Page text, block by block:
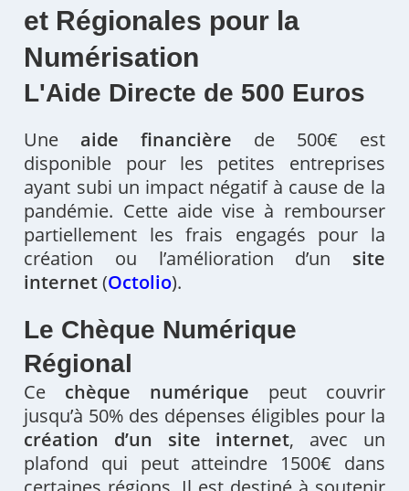
et Régionales pour la
Numérisation
L'Aide Directe de 500 Euros
Une aide financière de 500€ est
disponible pour les petites entreprises
ayant subi un impact négatif à cause de la
pandémie. Cette aide vise à rembourser
partiellement les frais engagés pour la
création ou l’amélioration d’un site
internet(Octolio)​.
Le Chèque Numérique
Régional
Ce chèque numérique peut couvrir
jusqu’à 50% des dépenses éligibles pour la
création d’un site internet, avec un
plafond qui peut atteindre 1500€ dans